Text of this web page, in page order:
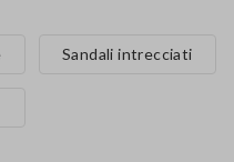
Sandali intrecciati